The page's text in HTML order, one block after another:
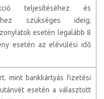
teljesítéséhez és
szükséges ideig;
esetén legalább 8
esetén az elévülési idő
mint bankkártyás fizetési
esetén a választott